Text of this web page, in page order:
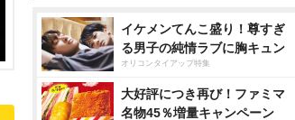
イケメンてんこ盛り！尊すぎ
る男子の純情ラブに胸キュン
オリコンタイアップ特集
大好評につき再び！ファミマ
名物45％増量キャンペーン